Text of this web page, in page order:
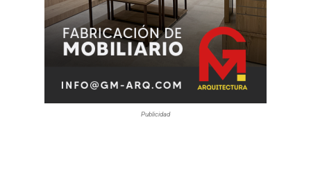
Publicidad